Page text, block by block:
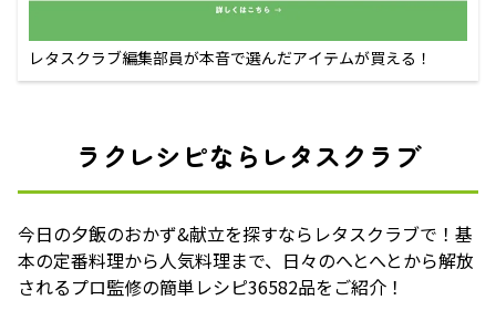
レタスクラブ編集部員が本音で選んだアイテムが買える！
ラクレシピならレタスクラブ
今日の夕飯のおかず&献立を探すならレタスクラブで！基
本の定番料理から人気料理まで、日々のへとへとから解放
されるプロ監修の簡単レシピ36582品をご紹介！